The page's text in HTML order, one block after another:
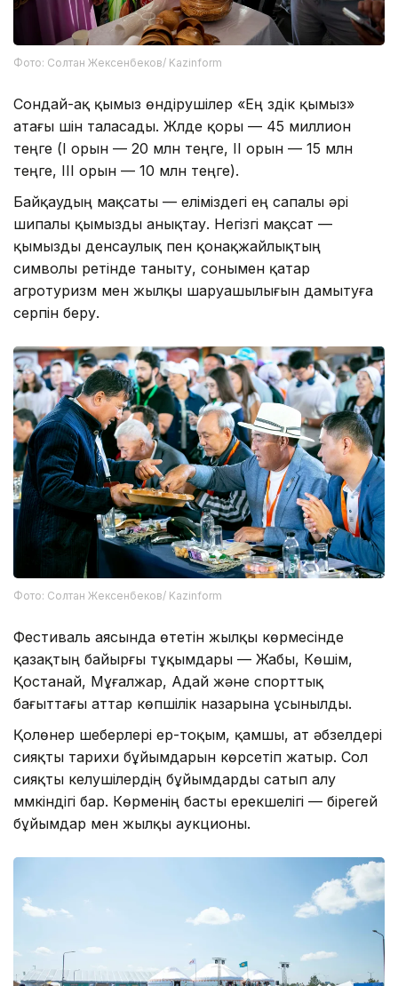
Фото: Солтан Жексенбеков/ Kazinform
Сондай-ақ қымыз өндірушілер «Ең үздік қымыз»
атағы үшін таласады. Жүлде қоры — 45 миллион
теңге (I орын — 20 млн теңге, II орын — 15 млн
теңге, III орын — 10 млн теңге).
Байқаудың мақсаты — еліміздегі ең сапалы әрі
шипалы қымызды анықтау. Негізгі мақсат —
қымызды денсаулық пен қонақжайлықтың
символы ретінде таныту, сонымен қатар
агротуризм мен жылқы шаруашылығын дамытуға
серпін беру.
Фото: Солтан Жексенбеков/ Kazinform
Фестиваль аясында өтетін жылқы көрмесінде
қазақтың байырғы тұқымдары — Жабы, Көшім,
Қостанай, Мұғалжар, Адай және спорттық
бағыттағы аттар көпшілік назарына ұсынылды.
Қолөнер шеберлері ер-тоқым, қамшы, ат әбзелдері
сияқты тарихи бұйымдарын көрсетіп жатыр. Сол
сияқты келушілердің бұйымдарды сатып алу
мүмкіндігі бар. Көрменің басты ерекшелігі — бірегей
бұйымдар мен жылқы аукционы.